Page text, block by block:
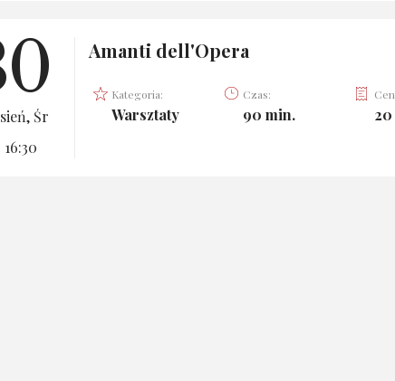
Śr
Amanti dell'Opera
Kategoria:
Warsztaty
Czas:
90 min. 20